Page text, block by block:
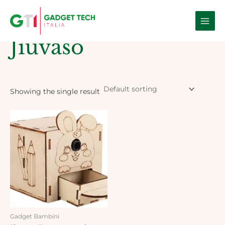
Main
Home / Products tagged “Jiuvaso”
Jiuvaso
Showing the single result
Gadget Bambini